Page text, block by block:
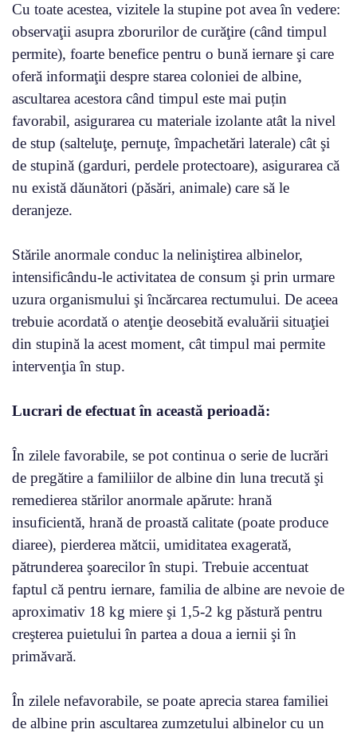
Cu toate acestea, vizitele la stupine pot avea în vedere:
observaţii asupra zborurilor de curăţire (când timpul
permite), foarte benefice pentru o bună iernare şi care
oferă informaţii despre starea coloniei de albine,
ascultarea acestora când timpul este mai puțin
favorabil, asigurarea cu materiale izolante atât la nivel
de stup (salteluţe, pernuţe, împachetări laterale) cât şi
de stupină (garduri, perdele protectoare), asigurarea că
nu există dăunători (păsări, animale) care să le
deranjeze.
Stările anormale conduc la neliniştirea albinelor,
intensificându-le activitatea de consum şi prin urmare
uzura organismului şi încărcarea rectumului. De aceea
trebuie acordată o atenţie deosebită evaluării situaţiei
din stupină la acest moment, cât timpul mai permite
intervenţia în stup.
Lucrari de efectuat în această perioadă:
În zilele favorabile, se pot continua o serie de lucrări
de pregătire a familiilor de albine din luna trecută şi
remedierea stărilor anormale apărute: hrană
insuficientă, hrană de proastă calitate (poate produce
diaree), pierderea mătcii, umiditatea exagerată,
pătrunderea şoarecilor în stupi. Trebuie accentuat
faptul că pentru iernare, familia de albine are nevoie de
aproximativ 18 kg miere şi 1,5-2 kg păstură pentru
creşterea puietului în partea a doua a iernii şi în
primăvară.
În zilele nefavorabile, se poate aprecia starea familiei
de albine prin ascultarea zumzetului albinelor cu un